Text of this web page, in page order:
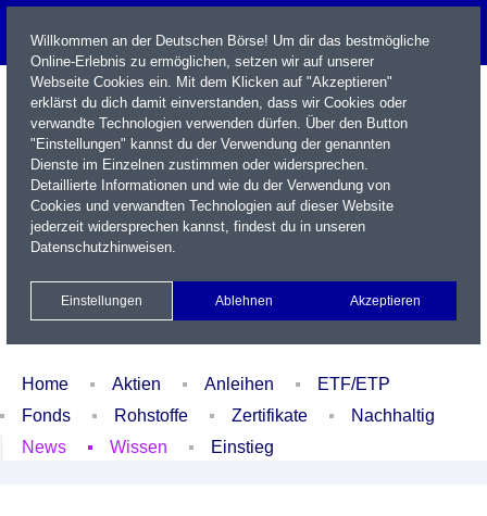
Name / WKN / ISIN / Kürzel
Xetra Realtime
Watchlist Portfolio Login
Home Aktien Anleihen
ETF/ETP
Fonds
Rohstoffe Zertifikate
Nachhaltig
News
Wissen Einstieg
Willkommen an der Deutschen Börse! Um dir das bestmögliche
Online-Erlebnis zu ermöglichen, setzen wir auf unserer
Webseite Cookies ein. Mit dem Klicken auf "Akzeptieren"
erklärst du dich damit einverstanden, dass wir Cookies oder
verwandte Technologien verwenden dürfen. Über den Button
"Einstellungen" kannst du der Verwendung der genannten
Dienste im Einzelnen zustimmen oder widersprechen.
Detaillierte Informationen und wie du der Verwendung von
Cookies und verwandten Technologien auf dieser Website
jederzeit widersprechen kannst, findest du in unseren
Datenschutzhinweisen.
Einstellungen Ablehnen Akzeptieren